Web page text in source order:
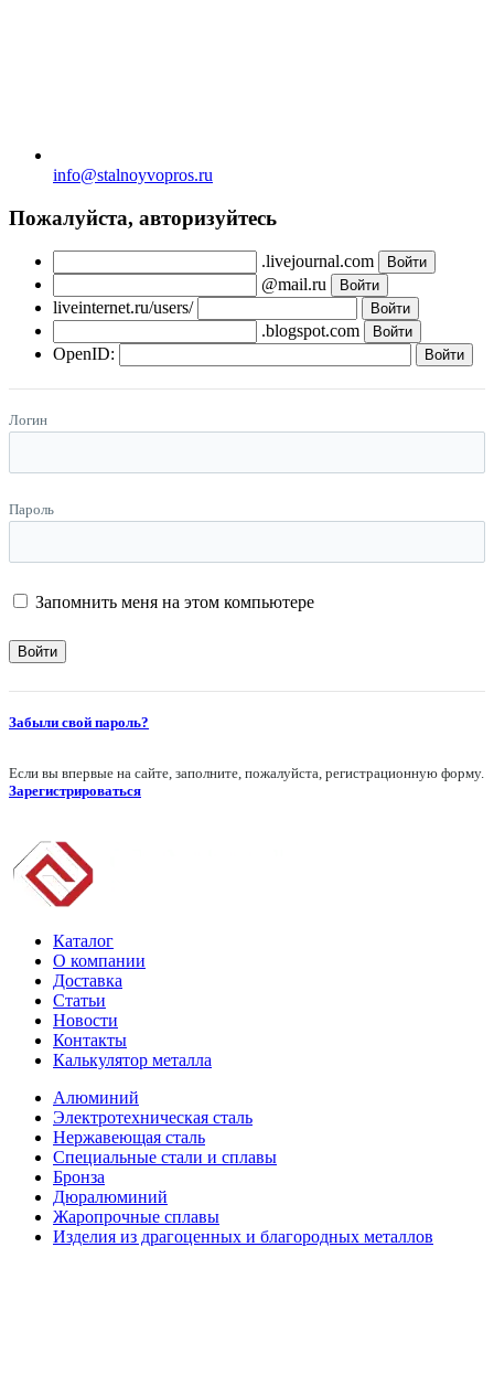
info@stalnoyvopros.ru
Пожалуйста, авторизуйтесь
.livejournal.com
@mail.ru
liveinternet.ru/users/
.blogspot.com
OpenID:
Логин
Пароль
Запомнить меня на этом компьютере
Забыли свой пароль?
Если вы впервые на сайте, заполните, пожалуйста, регистрационную форму.
Зарегистрироваться
Каталог
О компании
Доставка
Статьи
Новости
Контакты
Калькулятор металла
Алюминий
Электротехническая сталь
Нержавеющая сталь
Специальные стали и сплавы
Бронза
Дюралюминий
Жаропрочные сплавы
Изделия из драгоценных и благородных металлов